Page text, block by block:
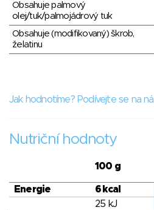
Obsahuje palmový
olej/tuk/palmojádrový tuk
Obsahuje (modifikovaný) škrob,
želatinu
Jak hodnotíme? Podívejte se na
Nutriční hodnoty
100 g
Energie 6 kcal
25 kJ